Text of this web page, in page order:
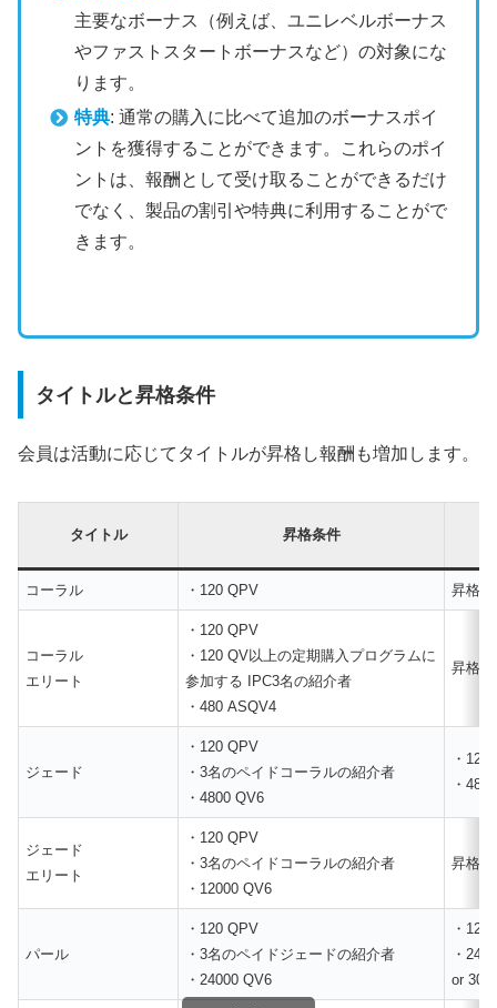
主要なボーナス（例えば、ユニレベルボーナス
やファストスタートボーナスなど）の対象にな
ります。
特典: 通常の購入に比べて追加のボーナスポイ
ントを獲得することができます。これらのポイ
ントは、報酬として受け取ることができるだけ
でなく、製品の割引や特典に利用することがで
きます。
タイトルと昇格条件
会員は活動に応じてタイトルが昇格し報酬も増加します。
タイトル 昇格条件
コーラル ・120 QPV 昇格
コーラル
エリート
・120 QPV
・120 QV以上の定期購入プログラムに
参加する IPC3名の紹介者
・480 ASQV4
昇格
ジェード
・120 QPV
・3名のペイドコーラルの紹介者
・4800 QV6
・120
・
ジェード
エリート
・120 QPV
・3名のペイドコーラルの紹介者
・12000 QV6
昇格
パール
・120 QPV
・3名のペイドジェードの紹介者
・24000 QV6
・120
・
or